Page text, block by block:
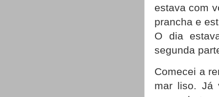
estava com
prancha e
O dia
segunda
Comecei a
mar liso. Já